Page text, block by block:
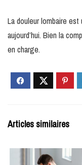
La douleur lombaire
aujourd’hui. Bien la
en charge.
Articles similaires